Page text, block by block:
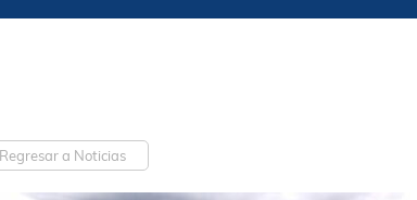
Regresar a Noticias